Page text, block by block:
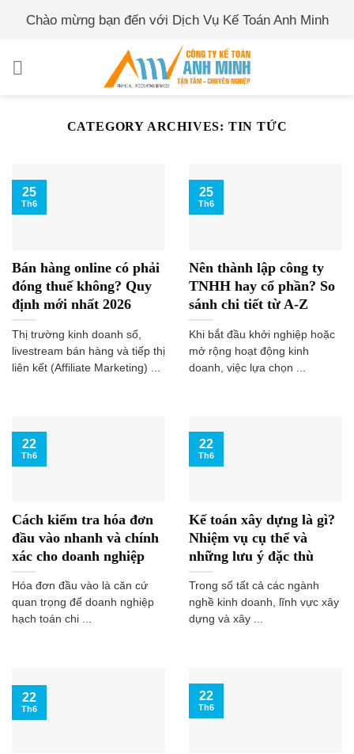
Chào mừng bạn đến với Dịch Vụ Kế Toán Anh Minh
CATEGORY ARCHIVES: TIN TỨC
Bán hàng online có phải
đóng thuế không? Quy
định mới nhất 2026
Thị trường kinh doanh số,
livestream bán hàng và tiếp thị
liên kết (Affiliate Marketing) ...
25
Th6
Nên thành lập công ty
TNHH hay cổ phần? So
sánh chi tiết từ A-Z
Khi bắt đầu khởi nghiệp hoặc
mở rộng hoạt động kinh
doanh, việc lựa chọn ...
25
Th6
Cách kiểm tra hóa đơn
đầu vào nhanh và chính
xác cho doanh nghiệp
Hóa đơn đầu vào là căn cứ
quan trọng để doanh nghiệp
hạch toán chi ...
22
Th6
Kế toán xây dựng là gì?
Nhiệm vụ cụ thể và
những lưu ý đặc thù
Trong số tất cả các ngành
nghề kinh doanh, lĩnh vực xây
dựng và xây ...
22
Th6
22
Th6
22
Th6